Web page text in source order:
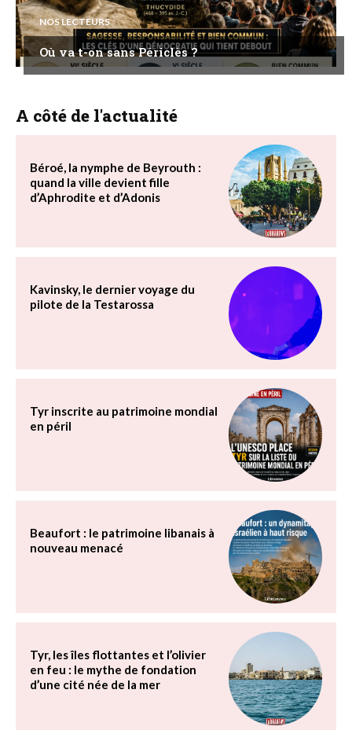
NOS LECTEURS
Où va t-on sans Périclès ?
A côté de l'actualité
Béroé, la nymphe de Beyrouth :
quand la ville devient fille
d’Aphrodite et d’Adonis
Kavinsky, le dernier voyage du
pilote de la Testarossa
Tyr inscrite au patrimoine mondial
en péril
Beaufort : le patrimoine libanais à
nouveau menacé
Tyr, les îles flottantes et l’olivier
en feu : le mythe de fondation
d’une cité née de la mer